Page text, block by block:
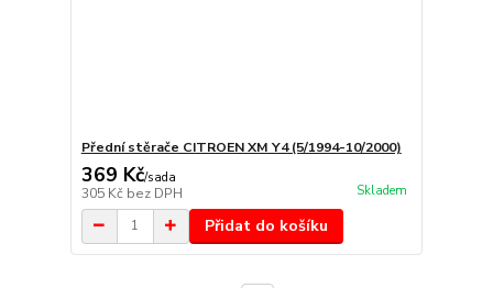
Přední stěrače CITROEN XM Y4 (5/1994-10/2000)
369 Kč/sada
305 Kč bez DPH Skladem
Přidat do košíku